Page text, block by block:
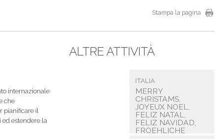
Stampa la pagina
internazionale
che
pianificare il
estendere la
ALTRE ATTIVITÀ
ITALIA
MERRY
CHRISTAMS,
JOYEUX NOEL,
FELIZ NATAL,
FELIZ NAVIDAD,
FROEHLICHE